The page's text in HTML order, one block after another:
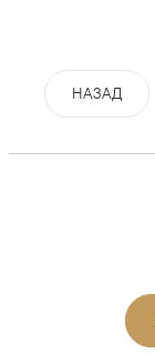
НАЗАД